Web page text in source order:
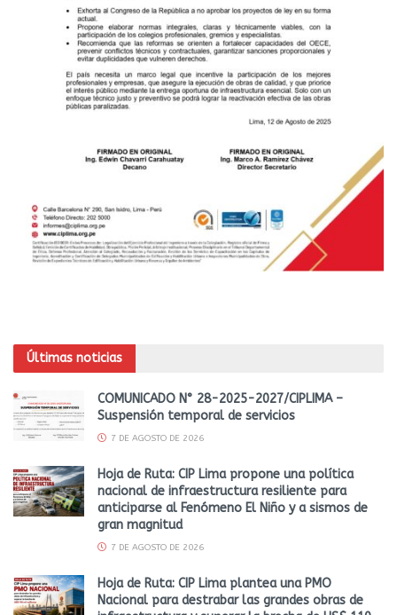
Últimas noticias
COMUNICADO N° 28-2025-2027/CIPLIMA –
Suspensión temporal de servicios
7 DE AGOSTO DE 2026
Hoja de Ruta: CIP Lima propone una política
nacional de infraestructura resiliente para
anticiparse al Fenómeno El Niño y a sismos de
gran magnitud
7 DE AGOSTO DE 2026
Hoja de Ruta: CIP Lima plantea una PMO
Nacional para destrabar las grandes obras de